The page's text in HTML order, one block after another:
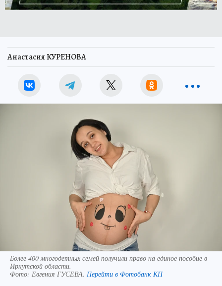
Анастасия КУРЕНОВА
Более 400 многодетных семей получили право на единое пособие в
Иркутской области.
Фото: Евгения ГУСЕВА. Перейти в Фотобанк КП